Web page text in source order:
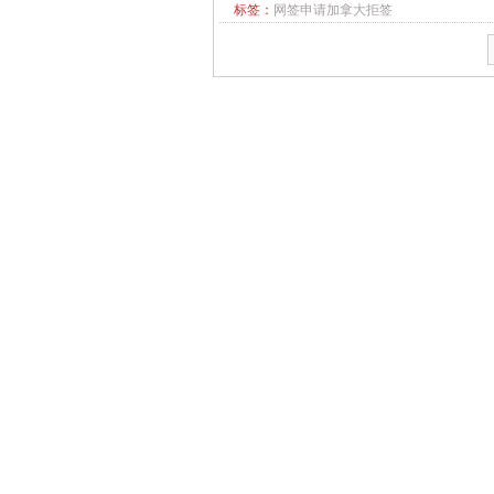
标签： 网签申请加拿大拒签